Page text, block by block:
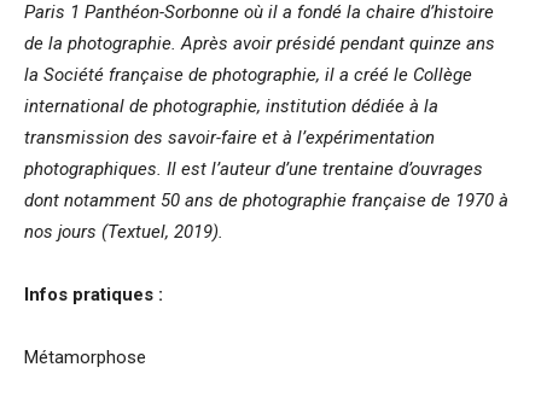
Paris 1 Panthéon-Sorbonne où il a fondé la chaire d’histoire
de la photographie. Après avoir présidé pendant quinze ans
la Société française de photographie, il a créé le Collège
international de photographie, institution dédiée à la
transmission des savoir-faire et à l’expérimentation
photographiques. Il est l’auteur d’une trentaine d’ouvrages
dont notamment 50 ans de photographie française de 1970 à
nos jours (Textuel, 2019).
Infos pratiques :
Métamorphose